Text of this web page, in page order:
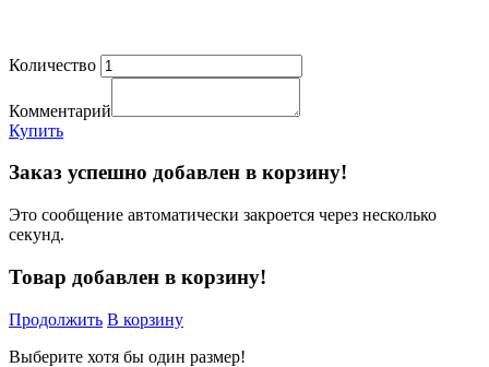
Количество
Комментарий
Купить
Заказ успешно добавлен в корзину!
Это сообщение автоматически закроется через несколько
секунд.
Товар добавлен в корзину!
Продолжить В корзину
Выберите хотя бы один размер!